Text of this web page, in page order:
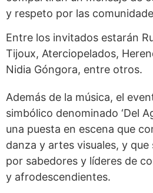
y respeto por las
Entre los invitados estarán
Tijoux, Aterciopelados,
Nidia Góngora, entre otros.
Además de la música, el
simbólico denominado ‘Del
una puesta en escena que
danza y artes visuales, y
por sabedores y líderes de
y afrodescendientes.